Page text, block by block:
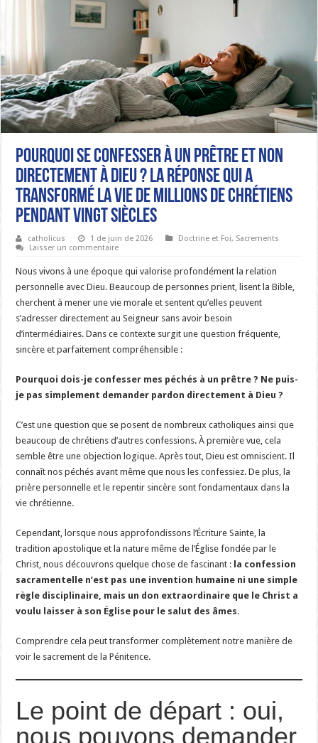
Pourquoi se confesser à un prêtre et non
directement à Dieu ? La réponse qui a
transformé la vie de millions de chrétiens
pendant vingt siècles
catholicus 1 de juin de 2026 Doctrine et Foi, Sacrements
Laisser un commentaire
Nous vivons à une époque qui valorise profondément la relation
personnelle avec Dieu. Beaucoup de personnes prient, lisent la Bible,
cherchent à mener une vie morale et sentent qu’elles peuvent
s’adresser directement au Seigneur sans avoir besoin
d’intermédiaires. Dans ce contexte surgit une question fréquente,
sincère et parfaitement compréhensible :
Pourquoi dois-je confesser mes péchés à un prêtre ? Ne puis-
je pas simplement demander pardon directement à Dieu ?
C’est une question que se posent de nombreux catholiques ainsi que
beaucoup de chrétiens d’autres confessions. À première vue, cela
semble être une objection logique. Après tout, Dieu est omniscient. Il
connaît nos péchés avant même que nous les confessiez. De plus, la
prière personnelle et le repentir sincère sont fondamentaux dans la
vie chrétienne.
Cependant, lorsque nous approfondissons l’Écriture Sainte, la
tradition apostolique et la nature même de l’Église fondée par le
Christ, nous découvrons quelque chose de fascinant : la confession
sacramentelle n’est pas une invention humaine ni une simple
règle disciplinaire, mais un don extraordinaire que le Christ a
voulu laisser à son Église pour le salut des âmes.
Comprendre cela peut transformer complètement notre manière de
voir le sacrement de la Pénitence.
Le point de départ : oui,
nous pouvons demander